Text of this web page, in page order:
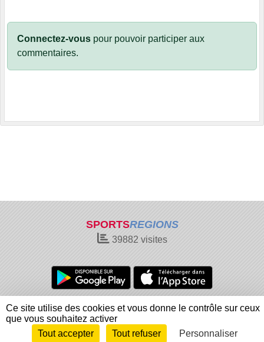
Connectez-vous pour pouvoir participer aux
commentaires.
SPORTSREGIONS
39882 visites
Charte cookies
Gestion des cookies
Informations légales
Signaler un contenu inapproprié
Envie de participer ?
Connexion
Ce site utilise des cookies et vous donne le contrôle sur ceux
que vous souhaitez activer
Tout accepter
Tout refuser Personnaliser